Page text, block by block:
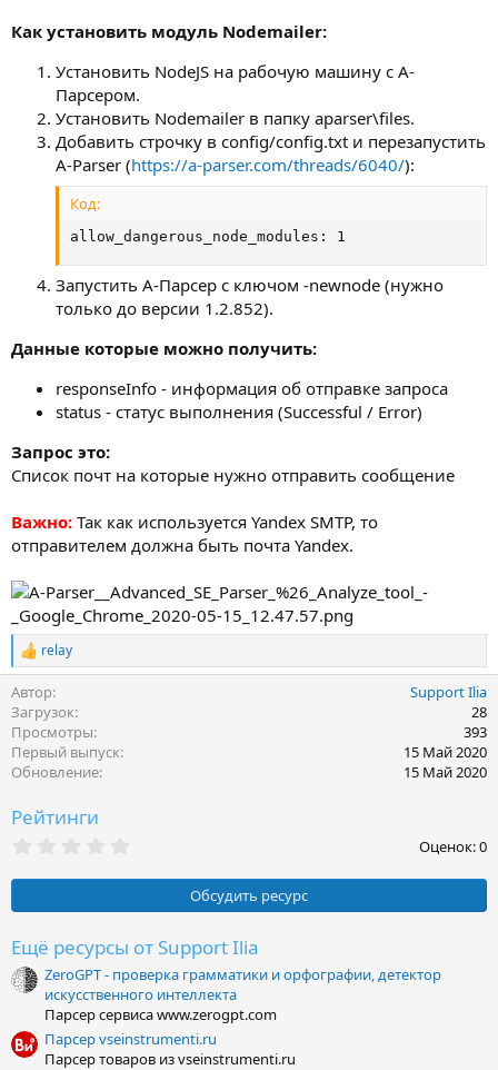
Как установить модуль Nodemailer:
Установить NodeJS на рабочую машину с А-
Парсером.
Установить Nodemailer в папку aparser\files.
Добавить строчку в config/config.txt и перезапустить
A-Parser (https://a-parser.com/threads/6040/):
Код:
allow_dangerous_node_modules: 1
Запустить А-Парсер с ключом -newnode (нужно
только до версии 1.2.852).
Данные которые можно получить:
responseInfo - информация об отправке запроса
status - статус выполнения (Successful / Error)
Запрос это:
Список почт на которые нужно отправить сообщение
Важно: Так как используется Yandex SMTP, то
отправителем должна быть почта Yandex.
Р
е
а
к
ц
и
и
:
relay
Автор
Support Ilia
Загрузок
28
Просмотры
393
Первый выпуск
15 Май 2020
Обновление
15 Май 2020
Рейтинги
0
з
ё
з
д
Оценок: 0
Обсудить ресурс
Ещё ресурсы от Support Ilia
ZeroGPT - проверка грамматики и орфографии, детектор
искусственного интеллекта
Парсер сервиса www.zerogpt.com
Парсер vseinstrumenti.ru
Парсер товаров из vseinstrumenti.ru